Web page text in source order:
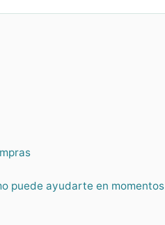
puede ayudarte en momentos